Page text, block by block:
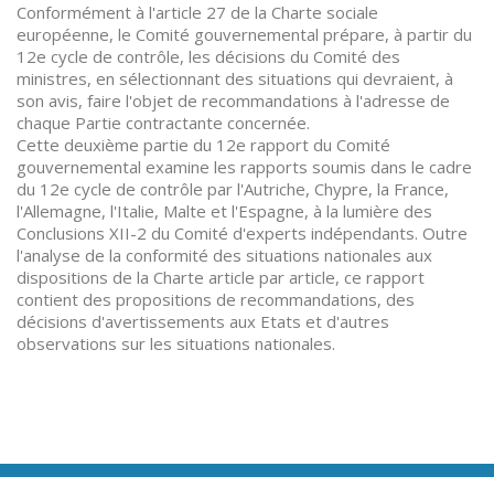
Conformément à l'article 27 de la Charte sociale
européenne, le Comité gouvernemental prépare, à partir du
12e cycle de contrôle, les décisions du Comité des
ministres, en sélectionnant des situations qui devraient, à
son avis, faire l'objet de recommandations à l'adresse de
chaque Partie contractante concernée.
Cette deuxième partie du 12e rapport du Comité
gouvernemental examine les rapports soumis dans le cadre
du 12e cycle de contrôle par l'Autriche, Chypre, la France,
l'Allemagne, l'Italie, Malte et l'Espagne, à la lumière des
Conclusions XII-2 du Comité d'experts indépendants. Outre
l'analyse de la conformité des situations nationales aux
dispositions de la Charte article par article, ce rapport
contient des propositions de recommandations, des
décisions d'avertissements aux Etats et d'autres
observations sur les situations nationales.